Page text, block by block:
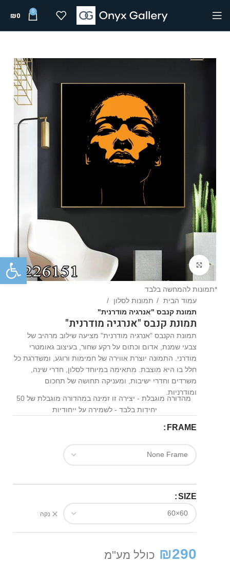
0
₪0
Click to enlarge
*תמונות להמחשה בלבד
עמוד הבית
תמונות לסלון
תמונת קנבס "אנרגיה מודרנית"
תמונת קנבס "אנרגיה מודרנית"
תמונת הקנבס "אנרגיה מודרנית" מציעה שילוב מרהיב של
צבעי שמנת, אדום וכתום על רקע שחור, בעיצוב גאומטרי
מודרני. התמונה יוצרת אווירה של חמימות ורוגע, ומשדרגת כל
חלל בו היא מוצבת. מתאימה במיוחד לסלון, חדרי שינה,
משרדים וחדרי ישיבות, ומעניקה תחושה של תחכום
ומודרניות.
מהדורה מוגבלת - יצירה זו זמינה במהדורה מוגבלת של 50
יחידות בלבד - לשמירה על ייחודיות
FRAME
SIZE
נקה
₪290 כולל מע"מ